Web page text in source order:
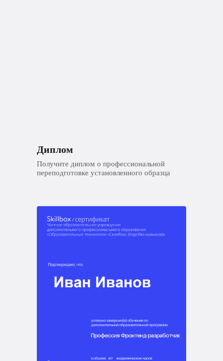
Диплом
Получите диплом о профессиональной
переподготовке установленного образца